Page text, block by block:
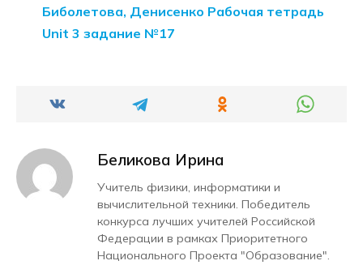
Биболетова, Денисенко Рабочая тетрадь
Unit 3 задание №17
Беликова Ирина
Учитель физики, информатики и
вычислительной техники. Победитель
конкурса лучших учителей Российской
Федерации в рамках Приоритетного
Национального Проекта "Образование".